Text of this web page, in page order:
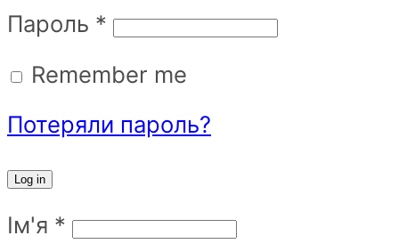
Пароль *
Remember me
Потеряли пароль?
Log in
Ім'я *